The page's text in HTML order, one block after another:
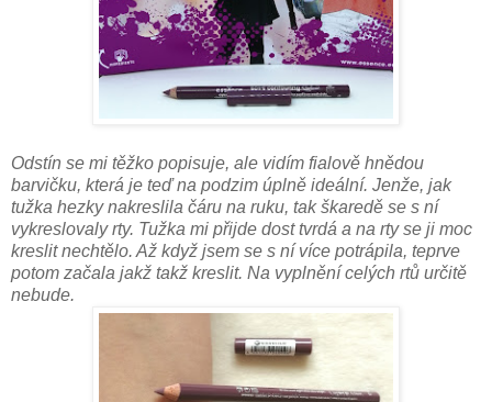
Odstín se mi těžko popisuje, ale vidím fialově hnědou
barvičku, která je teď na podzim úplně ideální. Jenže, jak
tužka hezky nakreslila čáru na ruku, tak škaredě se s ní
vykreslovaly rty. Tužka mi přijde dost tvrdá a na rty se ji moc
kreslit nechtělo. Až když jsem se s ní více potrápila, teprve
potom začala jakž takž kreslit. Na vyplnění celých rtů určitě
nebude.